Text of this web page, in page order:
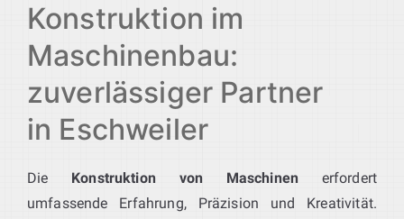
Konstruktion im
Maschinenbau:
zuverlässiger Partner
in Eschweiler
Die Konstruktion von Maschinen erfordert
umfassende Erfahrung, Präzision und Kreativität.